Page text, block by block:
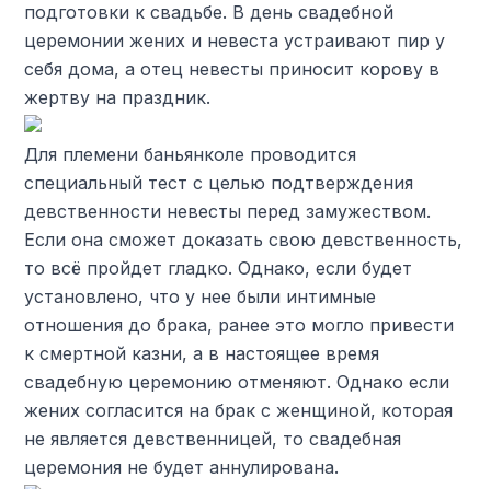
подготовки к свадьбе. В день свадебной
церемонии жених и невеста устраивают пир у
себя дома, а отец невесты приносит корову в
жертву на праздник.
Для племени баньянколе проводится
специальный тест с целью подтверждения
девственности невесты перед замужеством.
Если она сможет доказать свою девственность,
то всё пройдет гладко. Однако, если будет
установлено, что у нее были интимные
отношения до брака, ранее это могло привести
к смертной казни, а в настоящее время
свадебную церемонию отменяют. Однако если
жених согласится на брак с женщиной, которая
не является девственницей, то свадебная
церемония не будет аннулирована.